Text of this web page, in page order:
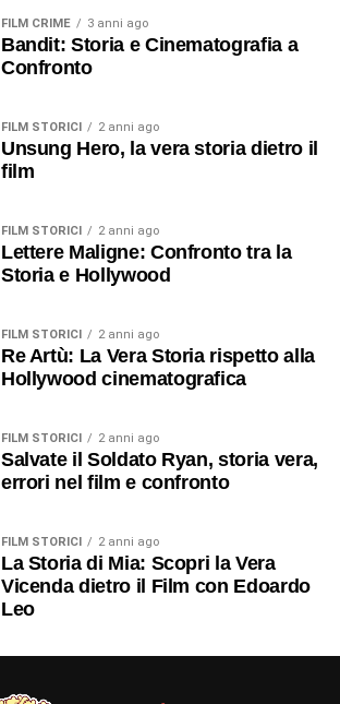
FILM CRIME 3 anni ago
Bandit: Storia e Cinematografia a
Confronto
FILM STORICI 2 anni ago
Unsung Hero, la vera storia dietro il
film
FILM STORICI 2 anni ago
Lettere Maligne: Confronto tra la
Storia e Hollywood
FILM STORICI 2 anni ago
Re Artù: La Vera Storia rispetto alla
Hollywood cinematografica
FILM STORICI 2 anni ago
Salvate il Soldato Ryan, storia vera,
errori nel film e confronto
FILM STORICI 2 anni ago
La Storia di Mia: Scopri la Vera
Vicenda dietro il Film con Edoardo
Leo